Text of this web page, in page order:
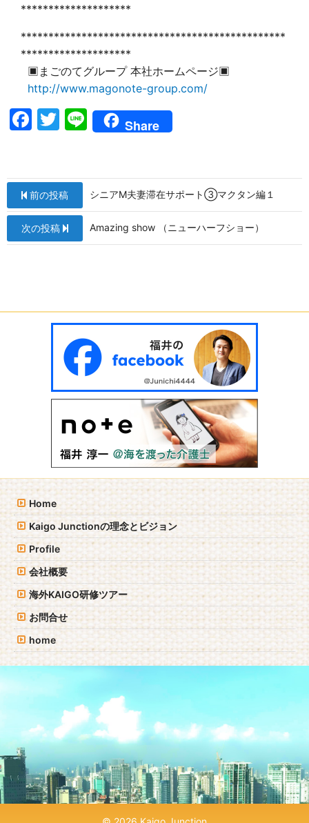
********************
************************************************
********************
▣まごのてグループ 本社ホームページ▣
http://www.magonote-group.com/
F
e
b
o
o
T
er
Li
n
Share
投
稿
ナ
前の投稿 シニアM夫妻滞在サポート③マクタン編１
次の投稿 Amazing show （ニューハーフショー）
Home
Kaigo Junctionの理念とビジョン
Profile
会社概要
海外KAIGO研修ツアー
お問合せ
home